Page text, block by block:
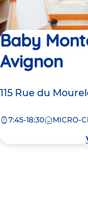
Baby
Avignon
Adresse
la
115 Rue du
7:45-18:30 MICRO-